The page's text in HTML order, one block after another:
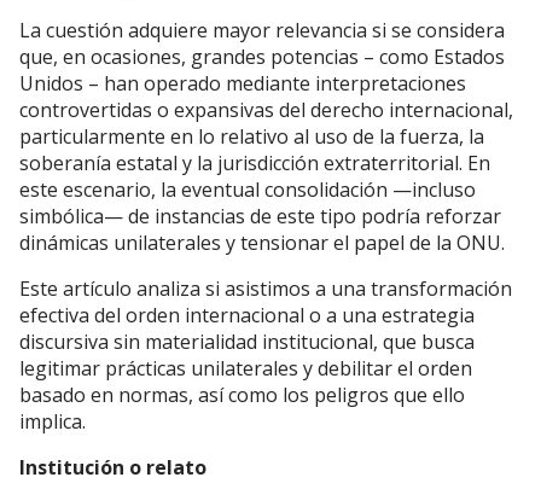
La cuestión adquiere mayor relevancia si se considera
que, en ocasiones, grandes potencias – como Estados
Unidos – han operado mediante interpretaciones
controvertidas o expansivas del derecho internacional,
particularmente en lo relativo al uso de la fuerza, la
soberanía estatal y la jurisdicción extraterritorial. En
este escenario, la eventual consolidación —incluso
simbólica— de instancias de este tipo podría reforzar
dinámicas unilaterales y tensionar el papel de la ONU.
Este artículo analiza si asistimos a una transformación
efectiva del orden internacional o a una estrategia
discursiva sin materialidad institucional, que busca
legitimar prácticas unilaterales y debilitar el orden
basado en normas, así como los peligros que ello
implica.
Institución o relato